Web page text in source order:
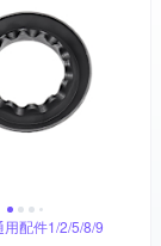
配件1/2/5/8/9